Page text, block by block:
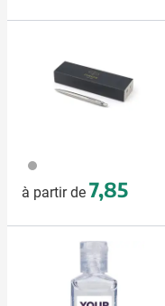
032
à partir de 7,85